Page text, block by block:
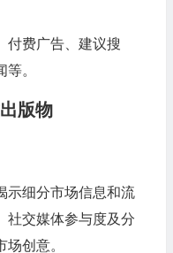
付费广告、建议搜
。
版物
示细分市场信息和流
社交媒体参与度及分
创意。